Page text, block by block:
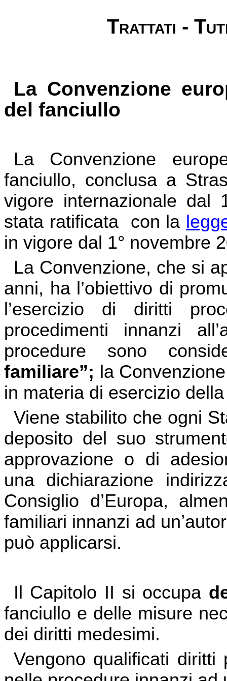
Trattati -
La Convenzione
del fanciullo
La Convenzione
fanciullo, conclusa a
vigore internazionale
stata ratificata
con la
in vigore dal 1° novembre
La Convenzione, che si
anni, ha l’obiettivo di
l’esercizio di diritti
procedimenti innanzi
procedure sono
familiare”; la
in materia di esercizio
Viene stabilito che ogni
deposito del suo
approvazione o di
una dichiarazione
Consiglio d’Europa,
familiari innanzi ad
può applicarsi.
Il Capitolo II si occupa
fanciullo e delle misure
dei diritti medesimi.
Vengono qualificati diritti